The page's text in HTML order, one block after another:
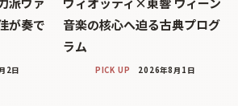
が奏で
2日
音楽の核心へ迫る古典プログ
ラム
PICK UP 2026年8月1日